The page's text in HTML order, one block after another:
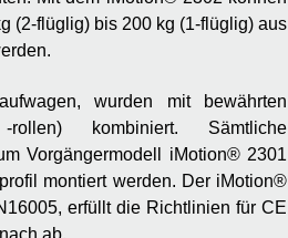
(2-flüglig) bis 200 kg (1-flüglig) aus
wurden mit bewährten
kombiniert. Sämtliche
Vorgängermodell iMotion® 2301
montiert werden. Der iMotion®
erfüllt die Richtlinien für CE